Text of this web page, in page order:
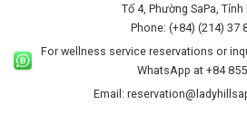
Tổ 4, Phường SaPa, Tỉnh
Phone: (+84) (214) 37
For wellness service reservations or
WhatsApp at +84
Email: